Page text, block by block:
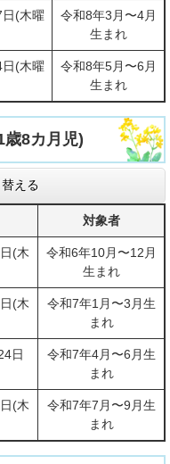
(木曜
令和8年3月〜4月
生まれ
(木曜
令和8年5月〜6月
生まれ
歳8カ月児)
える
対象者
(木
令和6年10月〜12月
生まれ
(木
令和7年1月〜3月生
まれ
日
令和7年4月〜6月生
まれ
(木
令和7年7月〜9月生
まれ